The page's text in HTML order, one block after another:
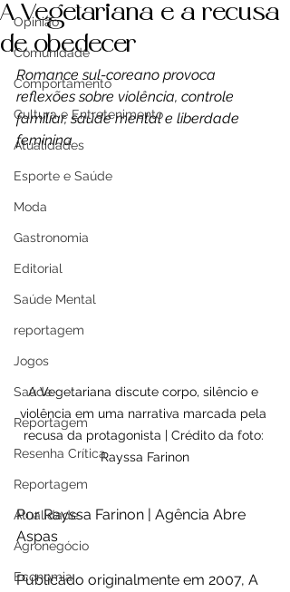
Opinião
Comunidade
Comportamento
Cultura e Entretenimento
Atualidades
Esporte e Saúde
Moda
Gastronomia
Editorial
Saúde Mental
reportagem
Jogos
Saúde
Reportagem
Resenha Crítica
Reportagem
Atualidade
Agronegócio
Economia
A Vegetariana e a recusa
de obedecer
Romance sul-coreano provoca
reflexões sobre violência, controle
familiar, saúde mental e liberdade
feminina
A Vegetariana discute corpo, silêncio e
violência em uma narrativa marcada pela
recusa da protagonista | Crédito da foto:
Rayssa Farinon
Por Rayssa Farinon | Agência Abre
Aspas
Publicado originalmente em 2007, A